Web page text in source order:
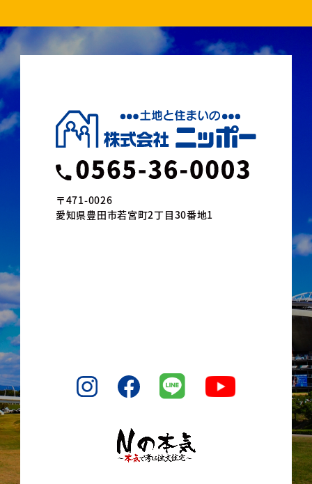
〒471-0026
愛知県豊田市若宮町2丁目30番地1